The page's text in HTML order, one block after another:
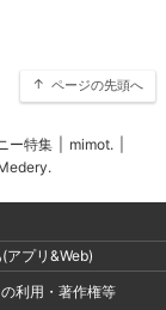
ページの先頭へ
ー特集 mimot.
アプリ&Web)
利用・著作権等